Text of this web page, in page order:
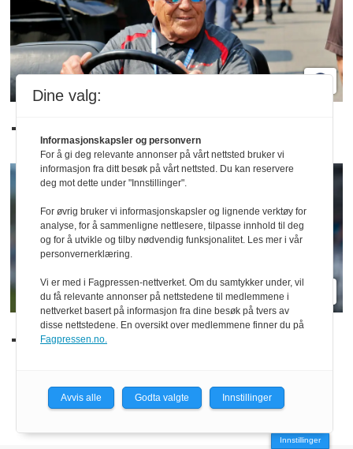
– Så klart gjør han det
– Vi har alt å vinne
Innstillinger
Dine valg:
Informasjonskapsler og personvern
For å gi deg relevante annonser på vårt nettsted bruker vi
informasjon fra ditt besøk på vårt nettsted. Du kan reservere
deg mot dette under "Innstillinger".
For øvrig bruker vi informasjonskapsler og lignende verktøy for
analyse, for å sammenligne nettlesere, tilpasse innhold til deg
og for å utvikle og tilby nødvendig funksjonalitet. Les mer i vår
personvernerklæring.
Vi er med i Fagpressen-nettverket. Om du samtykker under, vil
du få relevante annonser på nettstedene til medlemmene i
nettverket basert på informasjon fra dine besøk på tvers av
disse nettstedene. En oversikt over medlemmene finner du på
Fagpressen.no.
Avvis alle Godta valgte Innstillinger